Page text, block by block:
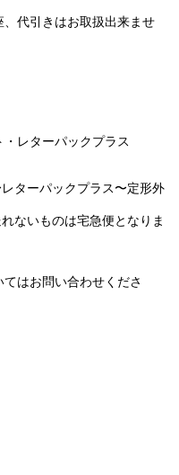
代引きはお取扱出来ませ
レターパックプラス
ターパックプラス〜定形外
ないものは宅急便となりま
はお問い合わせくださ